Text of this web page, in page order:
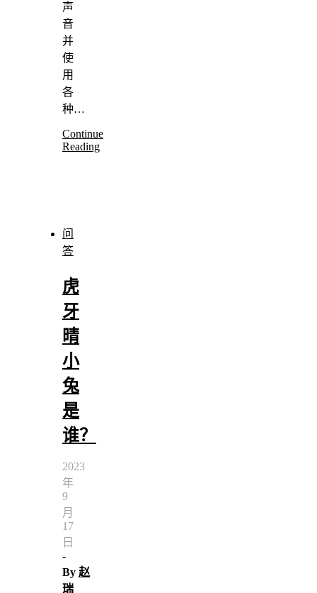
声
音
并
使
用
各
种…
Continue
Reading
问
答
虎
牙
晴
小
兔
是
谁？
2023
年
9
月
17
日
-
By 赵
瑞